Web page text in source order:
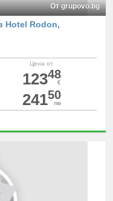
От grupovo.bg
Hotel Rodon,
Цена от
12348
€
24150
лв